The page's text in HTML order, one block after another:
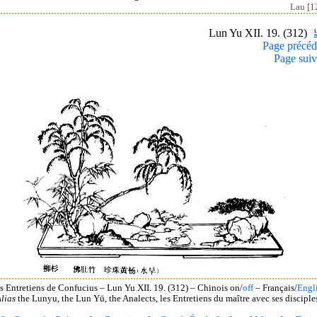
Lau
Lun Yu XII. 19. (312)
Page
Page
Entretiens de Confucius – Lun Yu XII. 19. (312) – Chinois on/off– Français/
the Lunyu, the Lun Yü, the Analects, les Entretiens du maître avec ses